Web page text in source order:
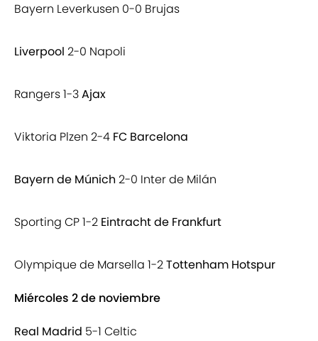
Bayern Leverkusen 0-0 Brujas
Liverpool 2-0 Napoli
Rangers 1-3Ajax
Viktoria Plzen 2-4 FC Barcelona
Bayern de Múnich 2-0 Inter de Milán
Sporting CP 1-2 Eintracht de Frankfurt
Olympique de Marsella 1-2Tottenham Hotspur
Miércoles 2 de noviembre
Real Madrid 5-1 Celtic